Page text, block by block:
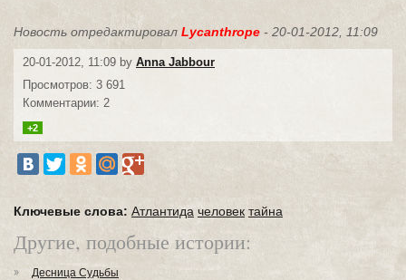
Новость отредактировал Lycanthrope - 20-01-2012, 11:09
20-01-2012, 11:09 by Anna Jabbour
Просмотров: 3 691
Комментарии: 2
+2
Ключевые слова: Атлантида человек тайна
Другие, подобные истории:
Десница Судьбы